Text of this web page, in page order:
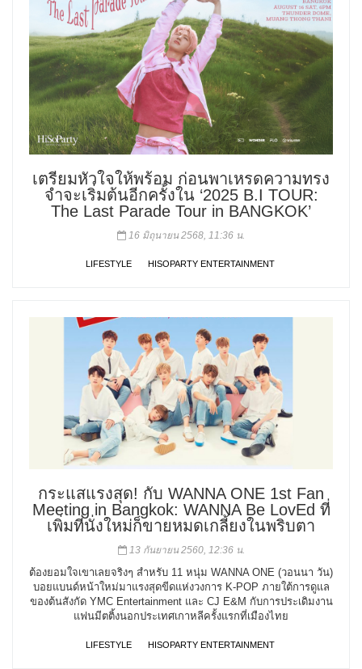
เตรียมหัวใจให้พร้อม ก่อนพาเหรดความทรง
จำจะเริ่มต้นอีกครั้งใน ‘2025 B.I TOUR:
The Last Parade Tour in BANGKOK’
16 มิถุนายน 2568, 11:36 น.
LIFESTYLE HISOPARTY ENTERTAINMENT
กระแสแรงสุด! กับ WANNA ONE 1st Fan
Meeting in Bangkok: WANNA Be LovEd ที่
เพิ่มที่นั่งใหม่ก็ขายหมดเกลี้ยงในพริบตา
13 กันยายน 2560, 12:36 น.
ต้องยอมใจเขาเลยจริงๆ สำหรับ 11 หนุ่ม WANNA ONE (วอนนา วัน)
บอยแบนด์หน้าใหม่มาแรงสุดขีดแห่งวงการ K-POP ภายใต้การดูแล
ของต้นสังกัด YMC Entertainment และ CJ E&M กับการประเดิมงาน
แฟนมีตติ้งนอกประเทศเกาหลีครั้งแรกที่เมืองไทย
LIFESTYLE HISOPARTY ENTERTAINMENT